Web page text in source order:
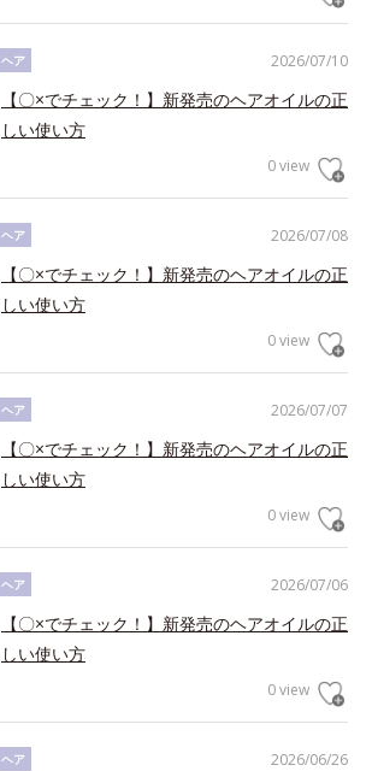
2026/07/10
ヘア
【〇×でチェック！】新発売のヘアオイルの正
しい使い方
0 view
2026/07/08
ヘア
【〇×でチェック！】新発売のヘアオイルの正
しい使い方
0 view
2026/07/07
ヘア
【〇×でチェック！】新発売のヘアオイルの正
しい使い方
0 view
2026/07/06
ヘア
【〇×でチェック！】新発売のヘアオイルの正
しい使い方
0 view
2026/06/26
ヘア